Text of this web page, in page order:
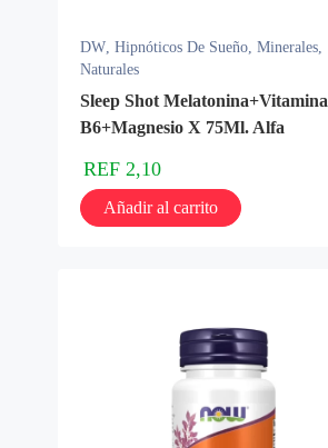
DW, Hipnóticos De Sueño, Minerales,
Naturales
Sleep Shot Melatonina+Vitamina
B6+Magnesio X 75Ml. Alfa
REF 2,10
Añadir al carrito